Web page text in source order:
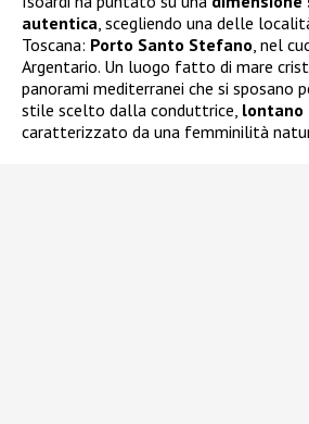
autentica , scegliendo una delle
Toscana: Porto Santo Stefano , nel
Argentario. Un luogo fatto di mare
panorami mediterranei che si
stile scelto dalla conduttrice, lontano
caratterizzato da una femminilità